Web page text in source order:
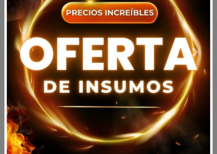
Previous Next
Acepto todos los términos y condiciones
Volver
Registrarse